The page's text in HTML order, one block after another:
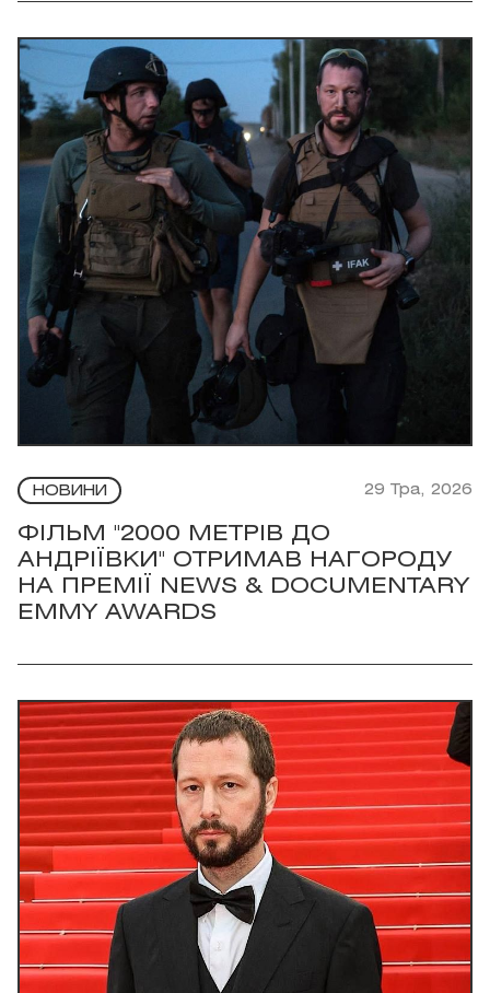
НОВИНИ 29 Тра, 2026
ФІЛЬМ "2000 МЕТРІВ ДО
АНДРІЇВКИ" ОТРИМАВ НАГОРОДУ
НА ПРЕМІЇ NEWS & DOCUMENTARY
EMMY AWARDS